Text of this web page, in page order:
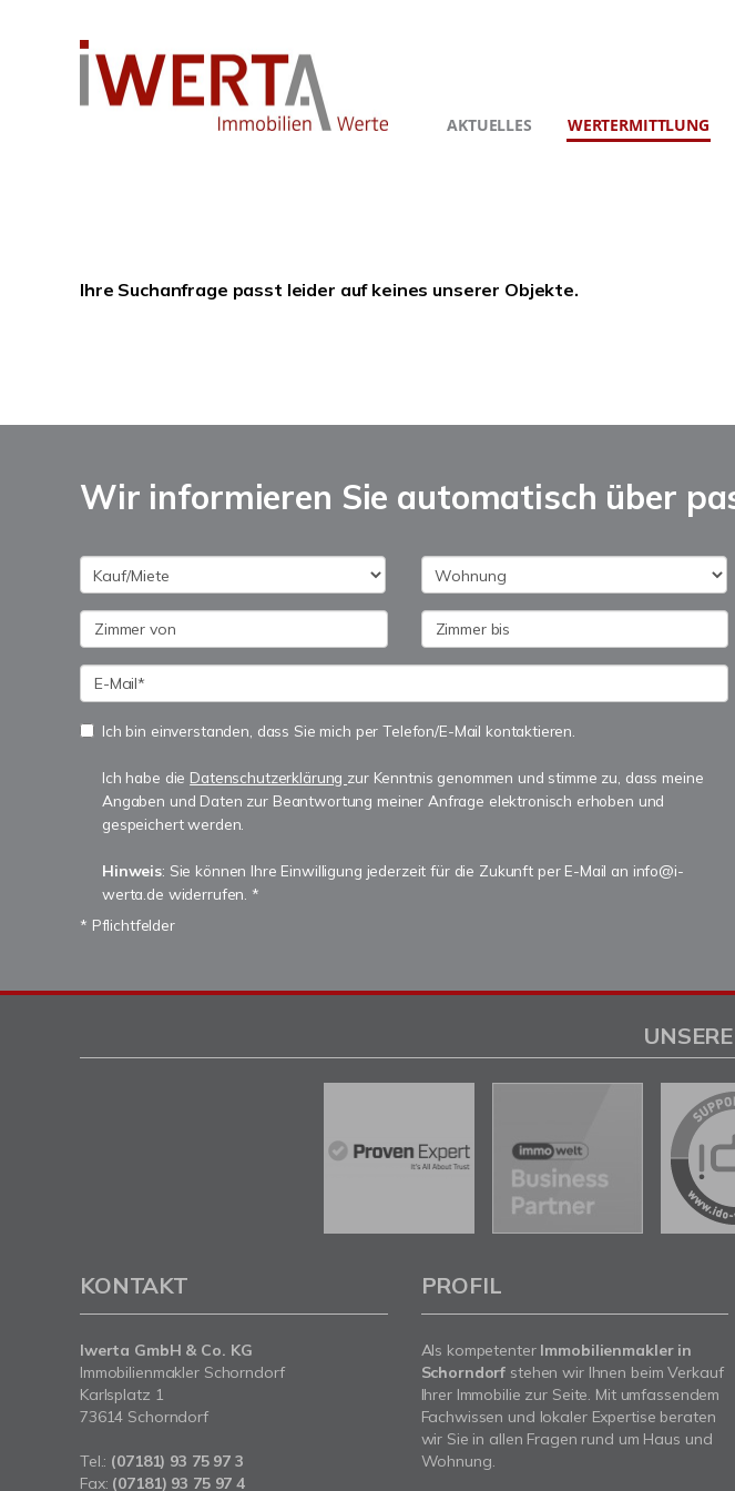
AKTUELLES WERTERMITTLUNG
Ihre Suchanfrage passt leider auf keines unserer Objekte.
Wir informieren Sie automatisch über
Ich bin einverstanden, dass Sie mich per Telefon/E-Mail kontaktieren.
Ich habe die Datenschutzerklärung zur Kenntnis genommen und stimme zu, dass meine
Angaben und Daten zur Beantwortung meiner Anfrage elektronisch erhoben und
gespeichert werden.
Hinweis: Sie können Ihre Einwilligung jederzeit für die Zukunft per E-Mail an info@i-
werta.de widerrufen. *
* Pflichtfelder
KONTAKT
Iwerta GmbH & Co. KG
Immobilienmakler Schorndorf
Karlsplatz 1
73614 Schorndorf
Tel.: (07181) 93 75 97 3
Fax: (07181) 93 75 97 4
PROFIL
Als kompetenter Immobilienmakler in
Schorndorf stehen wir Ihnen beim Verkauf
Ihrer Immobilie zur Seite. Mit umfassendem
Fachwissen und lokaler Expertise beraten
wir Sie in allen Fragen rund um Haus und
Wohnung.